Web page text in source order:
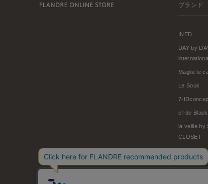
ブランド
INED
DAY by
Maglie le
Le Souk
7-
ef-de Black
la veille by
CLOSET